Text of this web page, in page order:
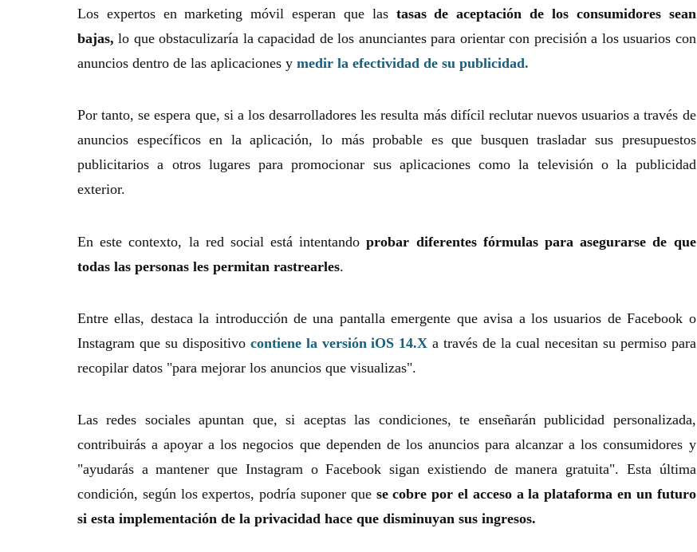
Los expertos en marketing móvil esperan que las tasas de aceptación de los consumidores sean
bajas, lo que obstaculizaría la capacidad de los anunciantes para orientar con precisión a los usuarios con
anuncios dentro de las aplicaciones y medir la efectividad de su publicidad.
Por tanto, se espera que, si a los desarrolladores les resulta más difícil reclutar nuevos usuarios a través de
anuncios específicos en la aplicación, lo más probable es que busquen trasladar sus presupuestos
publicitarios a otros lugares para promocionar sus aplicaciones como la televisión o la publicidad
exterior.
En este contexto, la red social está intentandoprobar diferentes fórmulas para asegurarse de que
todas las personas les permitan rastrearles.
Entre ellas, destaca la introducción de una pantalla emergente que avisa a los usuarios de Facebook o
Instagram que su dispositivo contiene la versión iOS 14.Xa través de la cual necesitan su permiso para
recopilar datos "para mejorar los anuncios que visualizas".
Las redes sociales apuntan que, si aceptas las condiciones, te enseñarán publicidad personalizada,
contribuirás a apoyar a los negocios que dependen de los anuncios para alcanzar a los consumidores y
"ayudarás a mantener que Instagram o Facebook sigan existiendo de manera gratuita". Esta última
condición, según los expertos, podría suponer que se cobre por el acceso a la plataforma en un futuro
si esta implementación de la privacidad hace que disminuyan sus ingresos.